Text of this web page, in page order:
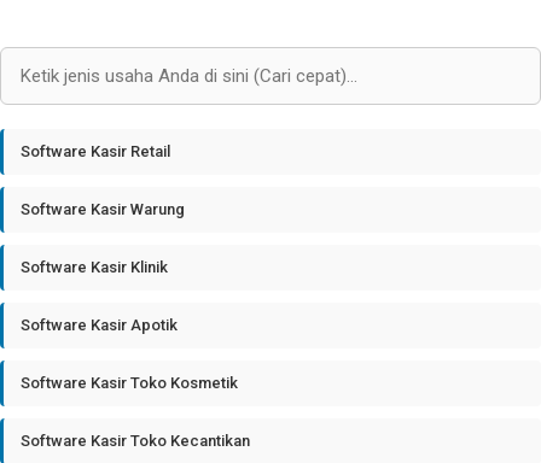
Software Kasir Retail
Software Kasir Warung
Software Kasir Klinik
Software Kasir Apotik
Software Kasir Toko Kosmetik
Software Kasir Toko Kecantikan